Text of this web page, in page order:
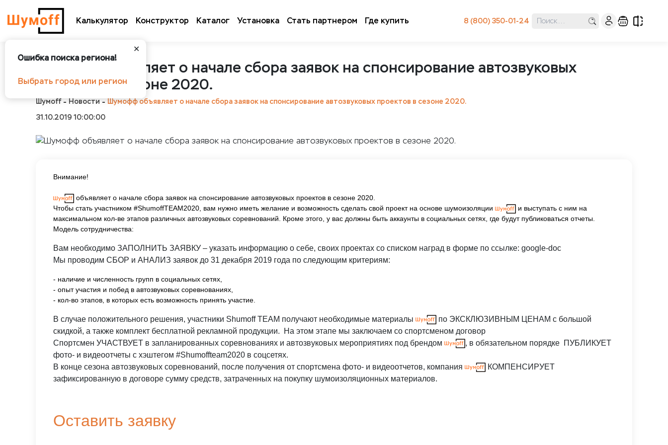
Калькулятор Конструктор Каталог Установка Стать партнером Где купить 8 (800) 350-01-24
✕
Ошибка поиска региона!
Выбрать город или регион
Шумофф объявляет о начале сбора заявок на спонсирование автозвуковых
проектов в сезоне 2020.
Шумоff Новости
Шумофф объявляет о начале сбора заявок на спонсирование автозвуковых проектов в сезоне 2020.
31.10.2019 10:00:00
Внимание!
объявляет о начале сбора заявок на спонсирование автозвуковых проектов в сезоне 2020.
Чтобы стать участником #ShumoffTEAM2020, вам нужно иметь желание и возможность сделать свой проект на основе шумоизоляции
и выступать с ним на
максимальном кол-ве этапов различных автозвуковых соревнований. Кроме этого, у вас должны быть аккаунты в социальных сетях, где будут публиковаться отчеты.
Модель сотрудничества:
Вам необходимо ЗАПОЛНИТЬ ЗАЯВКУ – указать информацию о себе, своих проектах со списком наград в форме по ссылке: google-doc
Мы проводим СБОР и АНАЛИЗ заявок до 31 декабря 2019 года по следующим критериям:
- наличие и численность групп в социальных сетях,
- опыт участия и побед в автозвуковых соревнованиях,
- кол-во этапов, в которых есть возможность принять участие.
В случае положительного решения, участники Shumoff TEAM получают необходимые материалы
по ЭКСКЛЮЗИВНЫМ ЦЕНАМ с большой
скидкой, а также комплект бесплатной рекламной продукции. На этом этапе мы заключаем со спортсменом договор
Спортсмен УЧАСТВУЕТ в запланированных соревнованиях и автозвуковых мероприятиях под брендом
, в обязательном порядке ПУБЛИКУЕТ
фото- и видеоотчеты с хэштегом #Shumoffteam2020 в соцсетях.
В конце сезона автозвуковых соревнований, после получения от спортсмена фото- и видеоотчетов, компания
КОМПЕНСИРУЕТ
зафиксированную в договоре сумму средств, затраченных на покупку шумоизоляционных материалов.
Оставить заявку